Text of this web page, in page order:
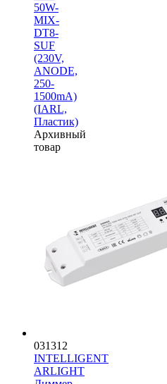
50W-
MIX-
DT8-
SUF
(230V,
ANODE,
250-
1500mА)
(IARL,
Пластик)
Архивный
товар
031312
INTELLIGENT
ARLIGHT